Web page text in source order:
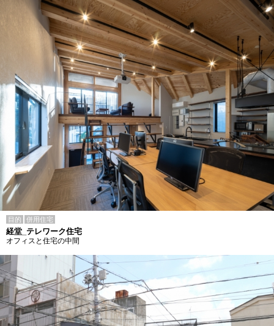
目的 併用住宅
経堂_テレワーク住宅
オフィスと住宅の中間